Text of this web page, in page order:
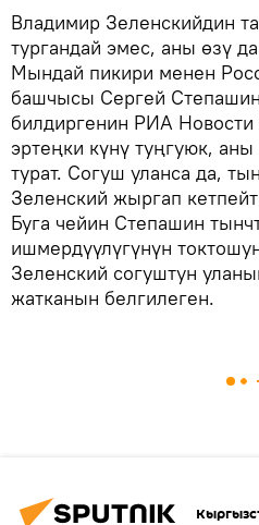
Владимир Зеленскийдин
тургандай эмес, аны өзү
Мындай пикири менен
башчысы Сергей
билдиргенин РИА
эртеңки күнү туңгуюк,
турат. Согуш уланса да,
Зеленский жыргап
Буга чейин Степашин
ишмердүүлүгүнүн
Зеленский согуштун
жатканын белгилеген.